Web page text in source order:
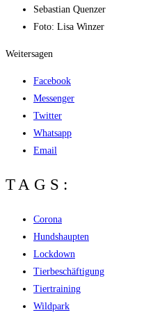
Sebas­ti­an Quenzer
Foto: Lisa Winzer
Weitersagen
Facebook
Messenger
Twitter
Whatsapp
Email
TAGS:
Corona
Hundshaupten
Lockdown
Tierbeschäftigung
Tiertraining
Wildpark